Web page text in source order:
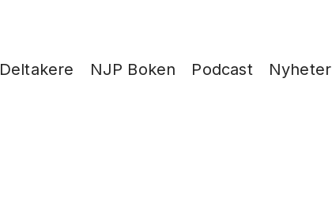
Deltakere NJP Boken Podcast Nyheter